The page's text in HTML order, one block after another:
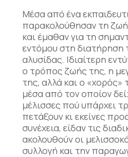
Μέσα από ένα
παρακολούθησαν τη
και έμαθαν για τη
εντόμου στη διατήρηση
αλυσίδας. Ιδιαίτερη
ο τρόπος ζωής της, η
της, αλλά και ο «χορός»
μέσα από τον οποίον
μέλισσες πού υπάρχει
πετάξουν κι εκείνες
συνέχεια, είδαν τις
ακολουθούν οι
συλλογή και την